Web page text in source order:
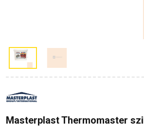
Masterplast Thermomaster